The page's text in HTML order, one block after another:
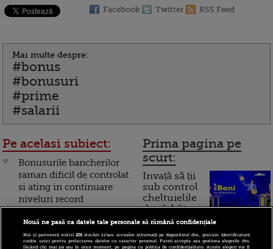
Facebook Twitter RSS Feed
Mai multe despre:
#bonus
#bonusuri
#prime
#salarii
Pe acelasi subiect:
Bonusurile bancherilor
raman dificil de controlat
si ating in continuare
niveluri record
Adio bonusuri si
suplimente la salariu!
Multumeste-te cu o
Prima pagina pe
scurt:
Invață să ții
sub control
cheltuielile
de sărbători.
Cum
funcționează cardul de
Nouă ne pasă ca datele tale personale să rămână confidențiale
Noi și partenerii noștri201stocăm și/sau accesăm informații pe dispozitivul dvs., precum identificatorii
cookie unici pentru prelucrarea datelor cu caracter personal. Puteți accepta sau gestiona alegerile dvs.
făcând clic mai jos sau în orice moment, pe pagina cu politica de confidențialitate. Aceste alegeri vor fi